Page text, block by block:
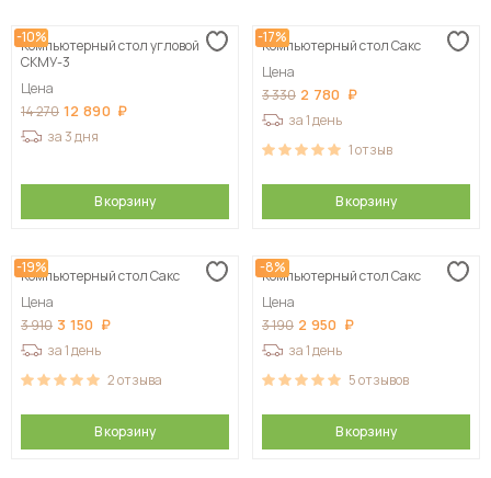
-10%
Компьютерный стол угловой
СКМУ-3
Цена
14 270 12 890
за 3 дня
В корзину
-17%
Компьютерный стол Сакс
Цена
3 330 2 780
за 1 день
1отзыв
В корзину
-19%
Компьютерный стол Сакс
Цена
3 910 3 150
за 1 день
2отзыва
В корзину
-8%
Компьютерный стол Сакс
Цена
3 190 2 950
за 1 день
5отзывов
В корзину